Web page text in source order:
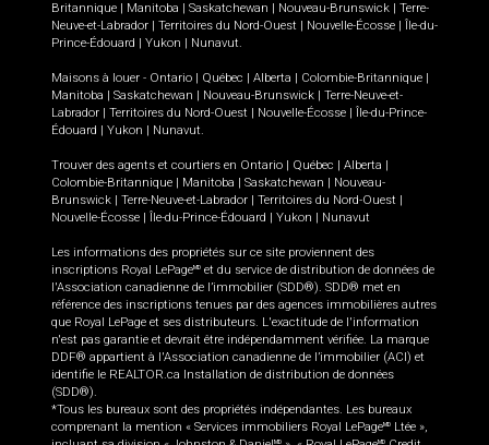
Britannique
Manitoba Saskatchewan Nouveau-Brunswick
Terre-
Neuve-et-Labrador
Territoires du Nord-Ouest Nouvelle-Écosse
Île-du-
Prince-Édouard
Yukon Nunavut.
Maisons à louer - Ontario Québec Alberta Colombie-Britannique
Manitoba
Saskatchewan Nouveau-Brunswick
Terre-Neuve-et-
Labrador
Territoires du Nord-Ouest Nouvelle-Écosse
Île-du-Prince-
Édouard
Yukon Nunavut.
Trouver des agents et courtiers en Ontario Québec Alberta
Colombie-Britannique
Manitoba Saskatchewan
Nouveau-
Brunswick
Terre-Neuve-et-Labrador Territoires du Nord-Ouest
Nouvelle-Écosse
Île-du-Prince-Édouard Yukon Nunavut
Les informations des propriétés sur ce site proviennent des
inscriptions Royal LePageMD et du service de distribution de données de
l'Association canadienne de l’immobilier (SDD®). SDD® met en
référence des inscriptions tenues par des agences immobilières autres
que Royal LePage et ses distributeurs. L'exactitude de l'information
n'est pas garantie et devrait être indépendamment vérifiée. La marque
DDF® appartient à l'Association canadienne de l’immobilier (ACI) et
identifie le REALTOR.ca Installation de distribution de données
(SDD®).
*Tous les bureaux sont des propriétés indépendantes. Les bureaux
comprenant la mention « Services immobiliers Royal LePageMD
Ltée »,
MD MD